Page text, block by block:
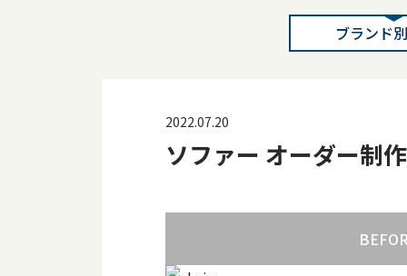
ブランド
2022.07.20
ソファー オーダー制作